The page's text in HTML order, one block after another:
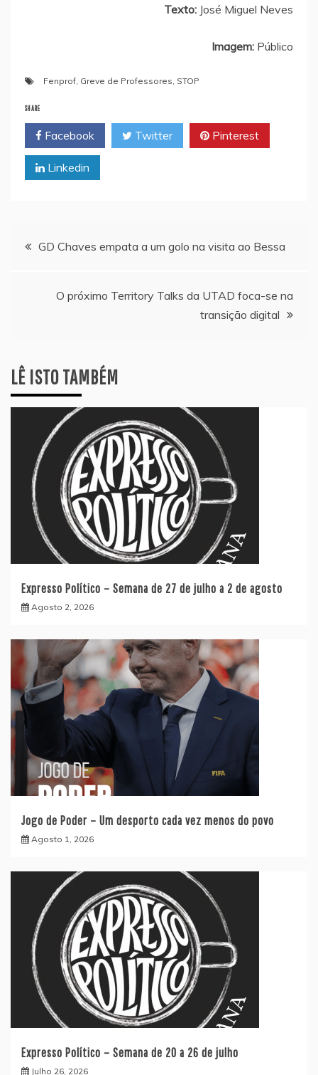
Texto: José Miguel Neves
Imagem: Público
Fenprof Greve de Professores STOP
SHARE
Facebook Twitter Pinterest
Linkedin
Navegação
GD Chaves empata a um golo na visita ao Bessa
O próximo Territory Talks da UTAD foca-se na
transição digital
LÊ ISTO TAMBÉM
Expresso Político – Semana de 27 de julho a 2 de agosto
Agosto 2, 2026
Jogo de Poder – Um desporto cada vez menos do povo
Agosto 1, 2026
Expresso Político – Semana de 20 a 26 de julho
Julho 26, 2026